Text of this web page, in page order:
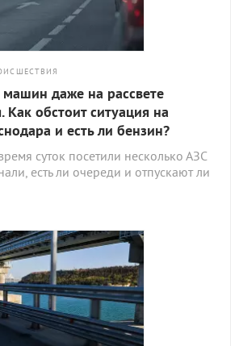
даже на рассвете
Как обстоит ситуация на
и есть ли бензин?
суток посетили несколько АЗС
есть ли очереди и отпускают ли